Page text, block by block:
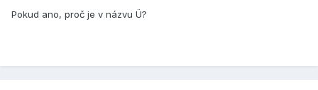
Pokud ano, proč je v názvu Ü?